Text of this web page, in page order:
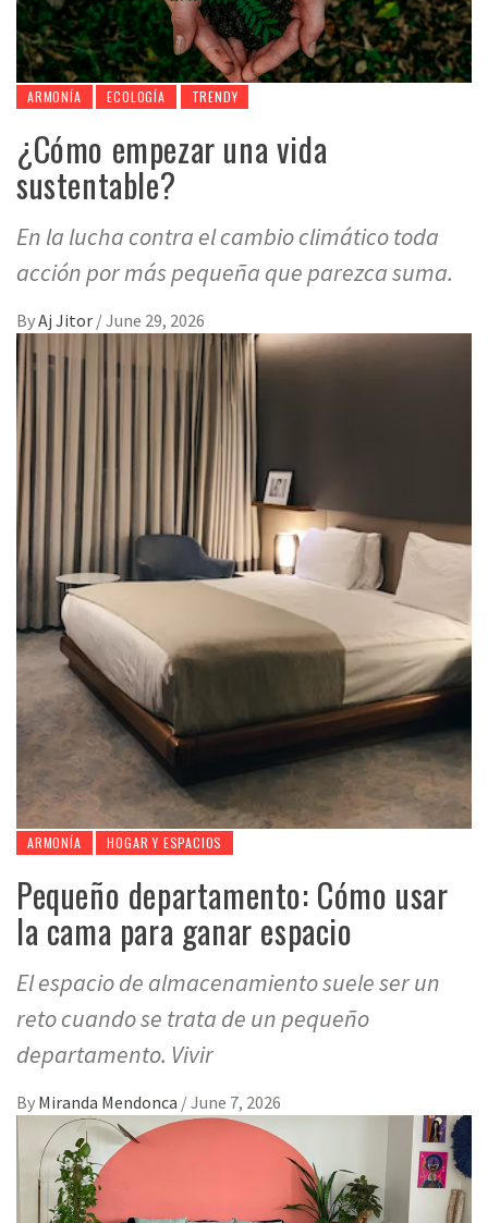
ARMONÍA ECOLOGÍA TRENDY
¿Cómo empezar una vida
sustentable?
En la lucha contra el cambio climático toda
acción por más pequeña que parezca suma.
ByAj Jitor /June 29, 2026
ARMONÍA HOGAR Y ESPACIOS
Pequeño departamento: Cómo usar
la cama para ganar espacio
El espacio de almacenamiento suele ser un
reto cuando se trata de un pequeño
departamento. Vivir
By Miranda Mendonca /June 7, 2026